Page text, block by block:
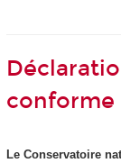
conforme
Le Conservatoire